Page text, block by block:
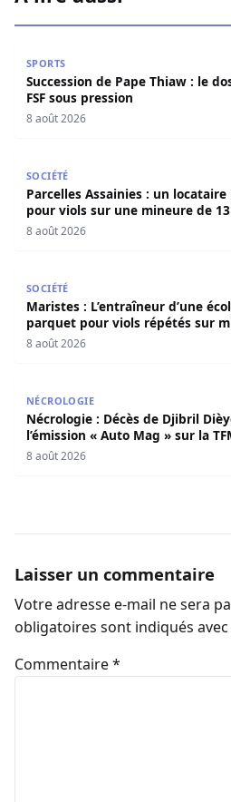
SPORTS
Succession de Pape Thiaw : le
FSF sous pression
8 août 2026
SOCIÉTÉ
Parcelles Assainies : un
pour viols sur une mineure de
8 août 2026
SOCIÉTÉ
Maristes : L’entraîneur d’une
parquet pour viols répétés sur
8 août 2026
NÉCROLOGIE
Nécrologie : Décès de Djibril
l’émission « Auto Mag » sur la
8 août 2026
Laisser un commentaire
Votre adresse e-mail ne sera
obligatoires sont indiqués avec
Commentaire*